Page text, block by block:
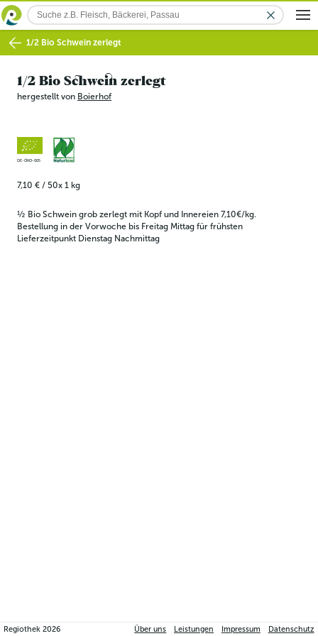
1/2 Bio Schwein zerlegt
1/2 Bio Schwein zerlegt
hergestellt von Boierhof
DE-ÖKO-005
7,10 € / 50x 1 kg
½ Bio Schwein grob zerlegt mit Kopf und Innereien 7,10€/kg.
Bestellung in der Vorwoche bis Freitag Mittag für frühsten
Lieferzeitpunkt Dienstag Nachmittag
Regiothek2026 Über uns Leistungen Impressum Datenschutz